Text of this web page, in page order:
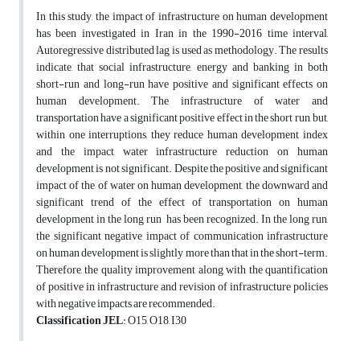
In this study, the impact of infrastructure on human development
has been investigated in Iran in the 1990-2016 time interval,
Autoregressive distributed lag is used as methodology. The results
indicate, that social infrastructure, energy and banking in both
short­-run and long-run have positive and significant effects on
human development. The infrastructure of water and
transportation have a significant positive effect in the short run, but,
within one interruptions, they reduce human development index
and the impact water infrastructure reduction on human
development is not significant. Despite the positive and significant
impact of the of water on human development, the downward and
significant trend of the effect of transportation on human
development in the long run has been recognized. In the long run,
the significant negative impact of communication infrastructure
on human development is slightly more than that in the short-term.
Therefore, the quality improvement along with the quantification
of positive in infrastructure and revision of infrastructure policies
with negative impacts are recommended.
Classification JEL: O15, O18, I30